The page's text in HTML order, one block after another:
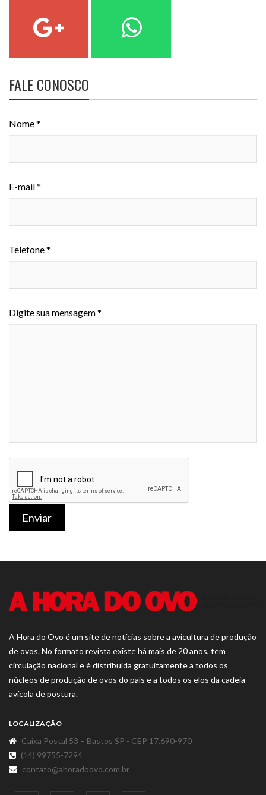
FALE CONOSCO
Nome *
E-mail *
Telefone *
Digite sua mensagem *
Enviar
A Hora do Ovo é um site de notícias sobre a avicultura de produção
de ovos. No formato revista existe há mais de 20 anos, tem
circulação nacional e é distribuída gratuitamente a todos os
núcleos de produção de ovos do país e a todos os elos da cadeia
avícola de postura.
LOCALIZAÇÃO
Caixa Postal 53 – Bastos SP - CEP 17.690-970
(14) 99755-7294
contato@ahoradoovo.com.br